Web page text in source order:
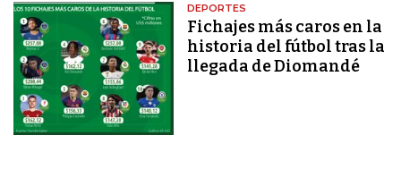
DEPORTES
Fichajes más caros en la
historia del fútbol tras la
llegada de Diomandé